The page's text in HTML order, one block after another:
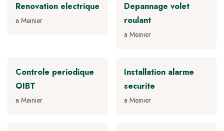
Renovation electrique
a Meinier
Depannage volet
roulant
a Meinier
Controle periodique
OIBT
a Meinier
Installation alarme
securite
a Meinier